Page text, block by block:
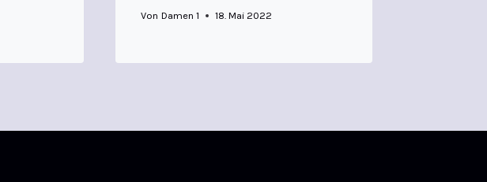
Von Damen 1 18. Mai 2022